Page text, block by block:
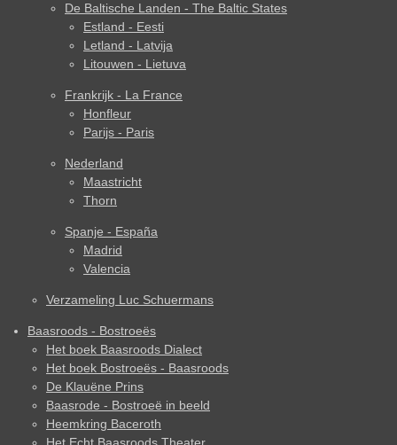
De Baltische Landen - The Baltic States
Estland - Eesti
Letland - Latvija
Litouwen - Lietuva
Frankrijk - La France
Honfleur
Parijs - Paris
Nederland
Maastricht
Thorn
Spanje - España
Madrid
Valencia
Verzameling Luc Schuermans
Baasroods - Bostroeës
Het boek Baasroods Dialect
Het boek Bostroeës - Baasroods
De Klauëne Prins
Baasrode - Bostroeë in beeld
Heemkring Baceroth